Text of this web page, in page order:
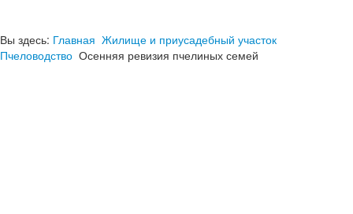
Вы здесь: Главная Жилище и приусадебный участок
Пчеловодство Осенняя ревизия пчелиных семей